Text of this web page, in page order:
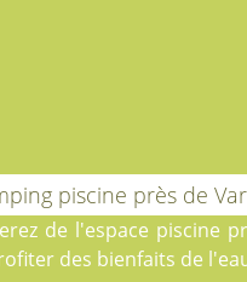
piscine près de
de l'espace piscine
des bienfaits de